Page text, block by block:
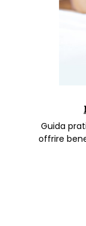
Guida